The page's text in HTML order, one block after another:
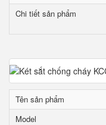
Chi tiết sản phẩm
Tên sản phẩm
Model